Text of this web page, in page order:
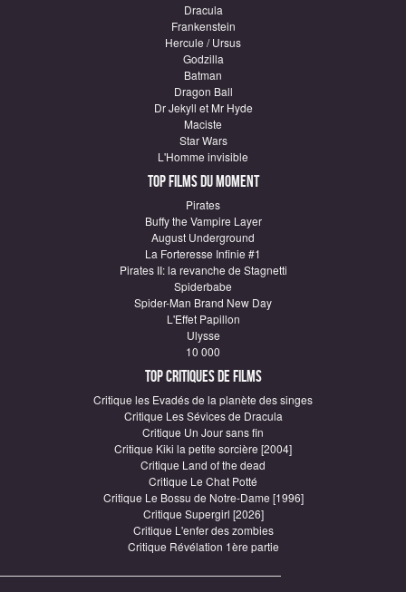
Dracula
Frankenstein
Hercule / Ursus
Godzilla
Batman
Dragon Ball
Dr Jekyll et Mr Hyde
Maciste
Star Wars
L'Homme invisible
Top Films du moment
Pirates
Buffy the Vampire Layer
August Underground
La Forteresse Infinie #1
Pirates II: la revanche de Stagnetti
Spiderbabe
Spider-Man Brand New Day
L'Effet Papillon
Ulysse
10 000
Top critiques de Films
Critique les Evadés de la planète des singes
Critique Les Sévices de Dracula
Critique Un Jour sans fin
Critique Kiki la petite sorcière [2004]
Critique Land of the dead
Critique Le Chat Potté
Critique Le Bossu de Notre-Dame [1996]
Critique Supergirl [2026]
Critique L'enfer des zombies
Critique Révélation 1ère partie